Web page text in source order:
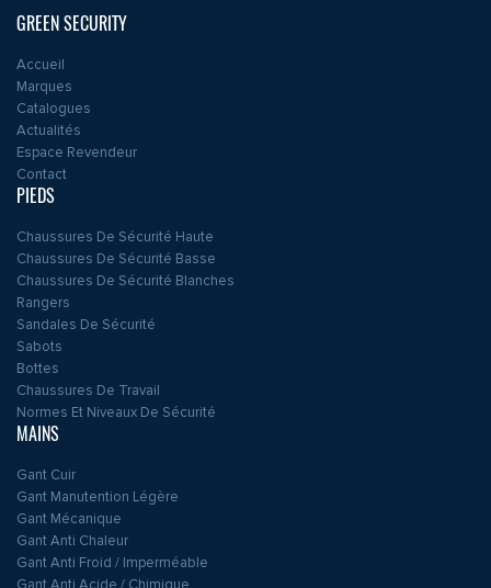
GREEN SECURITY
Accueil
Marques
Catalogues
Actualités
Espace Revendeur
Contact
PIEDS
Chaussures De Sécurité Haute
Chaussures De Sécurité Basse
Chaussures De Sécurité Blanches
Rangers
Sandales De Sécurité
Sabots
Bottes
Chaussures De Travail
Normes Et Niveaux De Sécurité
MAINS
Gant Cuir
Gant Manutention Légère
Gant Mécanique
Gant Anti Chaleur
Gant Anti Froid / Imperméable